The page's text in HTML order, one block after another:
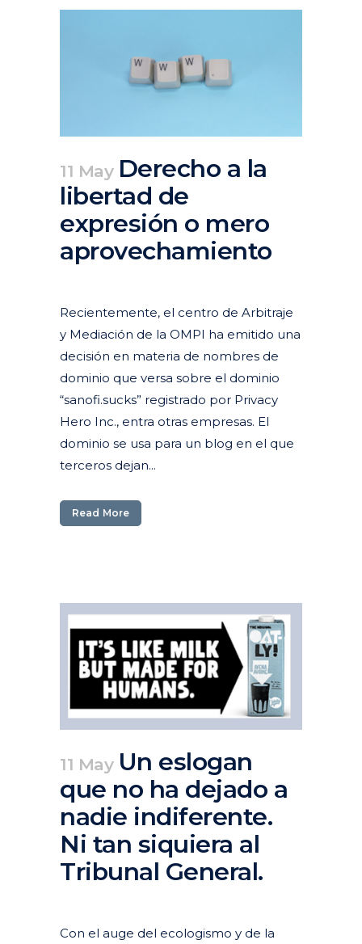
11 May Derecho a la
libertad de
expresión o mero
aprovechamiento
Recientemente, el centro de Arbitraje
y Mediación de la OMPI ha emitido una
decisión en materia de nombres de
dominio que versa sobre el dominio
“sanofi.sucks” registrado por Privacy
Hero Inc., entra otras empresas. El
dominio se usa para un blog en el que
terceros dejan...
Read More
11 May Un eslogan
que no ha dejado a
nadie indiferente.
Ni tan siquiera al
Tribunal General.
Con el auge del ecologismo y de la